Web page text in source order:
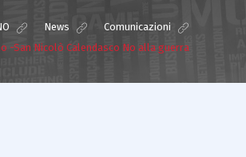
News Comunicazioni
-San Nicolò Calendasco No alla guerra